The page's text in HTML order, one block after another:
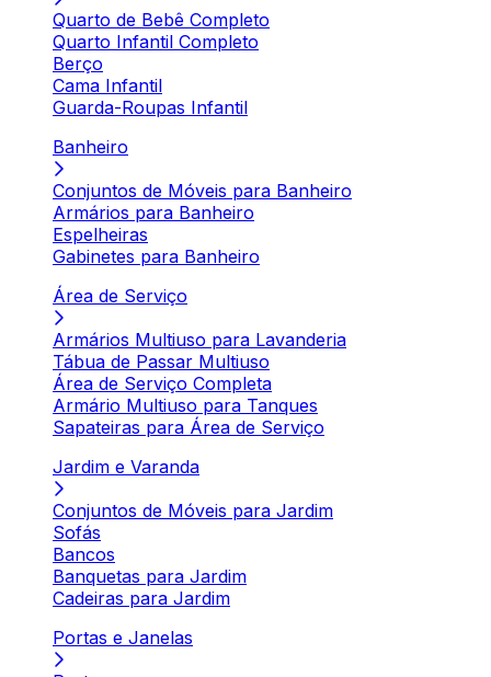
Quarto de Bebê Completo
Quarto Infantil Completo
Berço
Cama Infantil
Guarda-Roupas Infantil
Banheiro
Conjuntos de Móveis para Banheiro
Armários para Banheiro
Espelheiras
Gabinetes para Banheiro
Área de Serviço
Armários Multiuso para Lavanderia
Tábua de Passar Multiuso
Área de Serviço Completa
Armário Multiuso para Tanques
Sapateiras para Área de Serviço
Jardim e Varanda
Conjuntos de Móveis para Jardim
Sofás
Bancos
Banquetas para Jardim
Cadeiras para Jardim
Portas e Janelas